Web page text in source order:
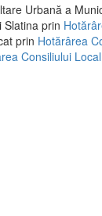
Urbană a
Slatina prin
prin Hotărârea
Consiliului